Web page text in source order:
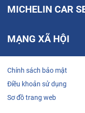
MICHELIN CAR
MẠNG XÃ HỘI
Chính sách bảo mật
Điều khoản sử dụng
Sơ đồ trang web